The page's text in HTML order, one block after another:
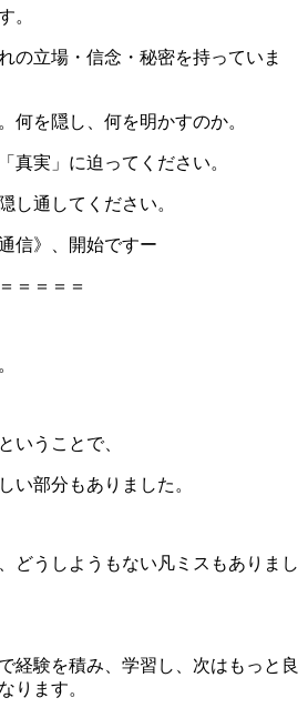
。
の立場・信念・秘密を持っていま
何を隠し、何を明かすのか。
真実」に迫ってください。
し通してください。
信》、開始ですー
＝＝＝＝
いうことで、
い部分もありました。
どうしようもない凡ミスもありまし
経験を積み、学習し、次はもっと良
ります。